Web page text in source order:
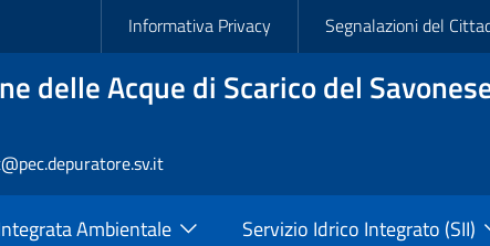
Slim
Informativa Privacy Segnalazioni del
delle Acque di Scarico del
Ambientale Servizio Idrico Integrato (SII)